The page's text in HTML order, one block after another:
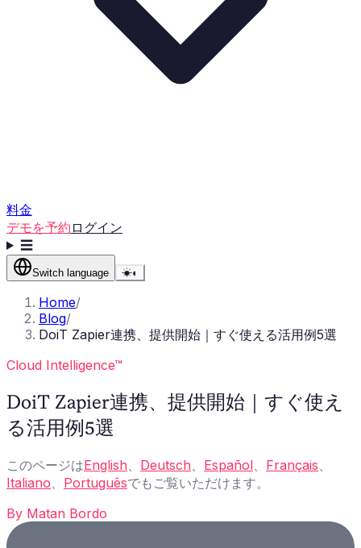
料金
デモを予約 ログイン
☰
Switch language ☀◐
Home/
Blog/
DoiT Zapier連携、提供開始｜すぐ使える活用例5選
Cloud Intelligence™
DoiT Zapier連携、提供開始｜すぐ使え
る活用例5選
このページはEnglish Deutsch Español Français
Italiano
Portuguêsでもご覧いただけます。
By Matan Bordo